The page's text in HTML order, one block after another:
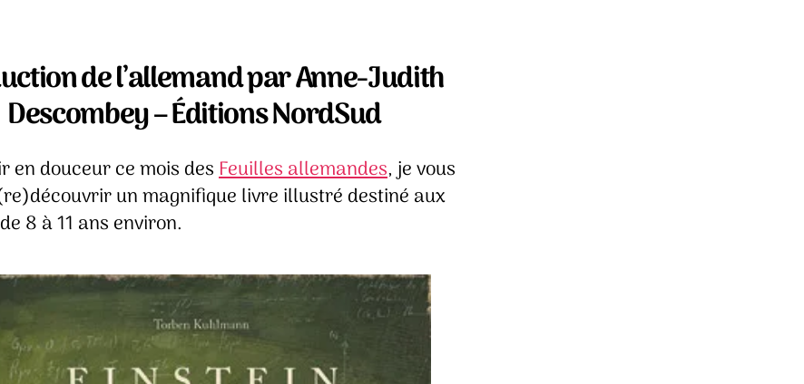
Kuhlmann
de l’allemand par Anne-Judith
Descombey – Éditions NordSud
en douceur ce mois desFeuilles allemandes, je vous
un magnifique livre illustré destiné aux
8 à 11 ans environ.